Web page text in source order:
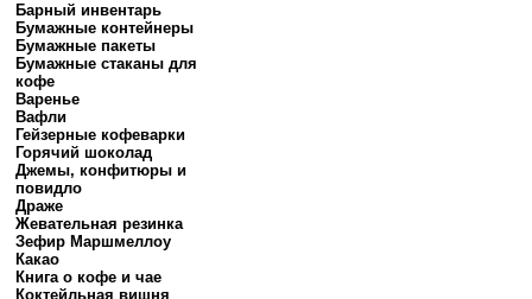
Барный инвентарь
Бумажные контейнеры
Бумажные пакеты
Бумажные стаканы для
кофе
Варенье
Вафли
Гейзерные кофеварки
Горячий шоколад
Джемы, конфитюры и
повидло
Драже
Жевательная резинка
Зефир Маршмеллоу
Какао
Книга о кофе и чае
Коктейльная вишня